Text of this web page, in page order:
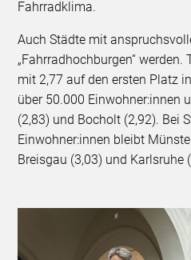
Fahrradklima.
Auch Städte mit
„Fahrradhochburgen“
mit 2,77 auf den ersten Platz
über 50.000 Einwohner:innen
(2,83) und Bocholt (2,92). Bei
Einwohner:innen bleibt
Breisgau (3,03) und Karlsruhe